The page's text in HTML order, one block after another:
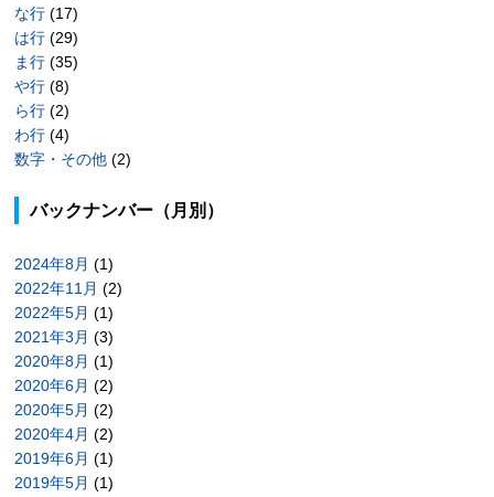
な行 (17)
は行 (29)
ま行 (35)
や行 (8)
ら行 (2)
わ行 (4)
数字・その他 (2)
バックナンバー（月別）
2024年8月 (1)
2022年11月 (2)
2022年5月 (1)
2021年3月 (3)
2020年8月 (1)
2020年6月 (2)
2020年5月 (2)
2020年4月 (2)
2019年6月 (1)
2019年5月 (1)